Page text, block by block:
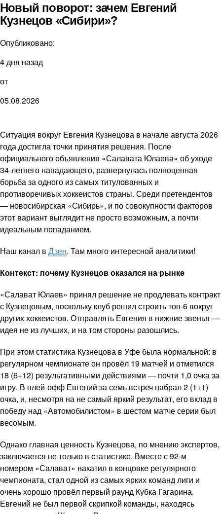
Новый поворот: зачем Евгений
Кузнецов «Сибири»?
Опубликовано:
4 дня назад
от
05.08.2026
Ситуация вокруг Евгения Кузнецова в начале августа 2026
года достигла точки принятия решения. После
официального объявления «Салавата Юлаева» об уходе
34-летнего нападающего, развернулась полноценная
борьба за одного из самых титулованных и
противоречивых хоккеистов страны. Среди претендентов
— новосибирская «Сибирь», и по совокупности факторов
этот вариант выглядит не просто возможным, а почти
идеальным попаданием.
Наш канал в Дзен. Там много интересной аналитики!
Контекст: почему Кузнецов оказался на рынке
«Салават Юлаев» принял решение не продлевать контракт
с Кузнецовым, поскольку клуб решил строить топ-6 вокруг
других хоккеистов. Отправлять Евгения в нижние звенья —
идея не из лучших, и на том стороны разошлись.
При этом статистика Кузнецова в Уфе была нормальной: в
регулярном чемпионате он провёл 19 матчей и отметился
18 (6+12) результативными действиями — почти 1,0 очка за
игру. В плей-офф Евгений за семь встреч набрал 2 (1+1)
очка, и, несмотря на не самый яркий результат, его вклад в
победу над «Автомобилистом» в шестом матче серии был
весомым.
Однако главная ценность Кузнецова, по мнению экспертов,
заключается не только в статистике. Вместе с 92-м
номером «Салават» накатил в концовке регулярного
чемпионата, стал одной из самых ярких команд лиги и
очень хорошо провёл первый раунд Кубка Гагарина.
Евгений не был первой скрипкой команды, находясь